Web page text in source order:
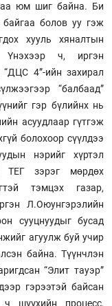
юм шиг байна. Би
болов уу гэж
хууль хяналтын
Үнэхээр ч, иргэн
4”-ийн захирал
“балбаад”
гэр бүлийнх нь
асуудлаар гүтгэж
болохоор сүүлдээ
нэрийг хүртэл
ТЕГ зэрэг мөрдөх
тэмцэх газар,
Л.Оюунгэрэлийн
сууцнуудыг бусад
агуулж буй учир
байна. Түүнчлэн
“Элит тауэр”
гэрээтэй байсан
шүүхийн процесс,